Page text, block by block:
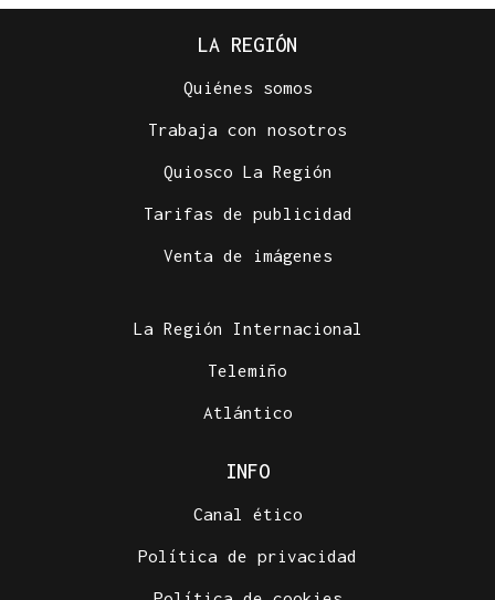
LA REGIÓN
Quiénes somos
Trabaja con nosotros
Quiosco La Región
Tarifas de publicidad
Venta de imágenes
La Región Internacional
Telemiño
Atlántico
INFO
Canal ético
Política de privacidad